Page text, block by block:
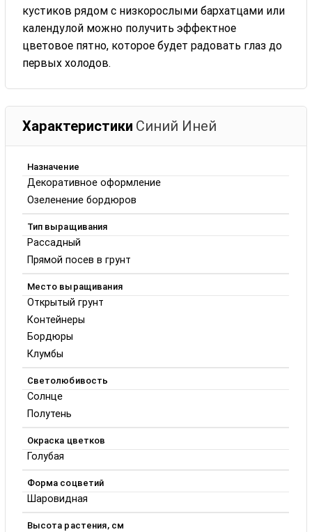
кустиков рядом с низкорослыми бархатцами или
календулой можно получить эффектное
цветовое пятно, которое будет радовать глаз до
первых холодов.
Характеристики Синий Иней
Назначение
Декоративное оформление
Озеленение бордюров
Тип выращивания
Рассадный
Прямой посев в грунт
Место выращивания
Открытый грунт
Контейнеры
Бордюры
Клумбы
Светолюбивость
Солнце
Полутень
Окраска цветков
Голубая
Форма соцветий
Шаровидная
Высота растения, см